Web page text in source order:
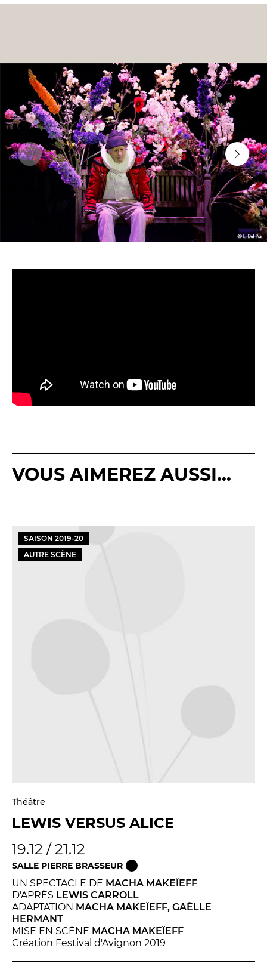
VOUS AIMEREZ AUSSI...
SAISON 2019-20
AUTRE SCÈNE
Théâtre
LEWIS VERSUS ALICE
19.12 / 21.12
SALLE PIERRE BRASSEUR
UN SPECTACLE DE MACHA MAKEÏEFF
D'APRÈS LEWIS CARROLL
ADAPTATION MACHA MAKEÏEFF, GAËLLE
HERMANT
MISE EN SCÈNE MACHA MAKEÏEFF
Création Festival d'Avignon 2019